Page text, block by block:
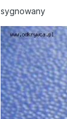
sygnowany